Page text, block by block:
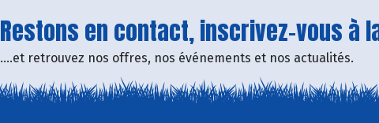
Restons en contact, inscrivez-vous à
....et retrouvez nos offres, nos événements et nos actualités.